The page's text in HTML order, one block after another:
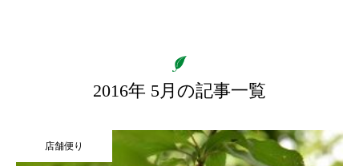
2016年 5月の記事一覧
店舗便り